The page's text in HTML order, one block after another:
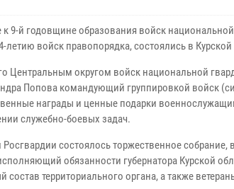
9-й годовщине образования войск
летию войск правопорядка, состоялись в Курской
Центральным округом войск национальной
Попова командующий группировкой войск
награды и ценные подарки
служебно-боевых задач.
состоялось торжественное собрание,
обязанности губернатора Курской
территориального органа, а также